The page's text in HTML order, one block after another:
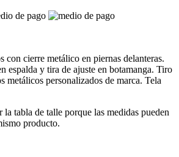
con cierre metálico en piernas delanteras.
espalda y tira de ajuste en botamanga. Tiro
metálicos personalizados de marca. Tela
tabla de talle porque las medidas pueden
producto.